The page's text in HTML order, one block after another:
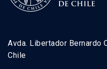
Avda. Libertador Bernardo
Chile